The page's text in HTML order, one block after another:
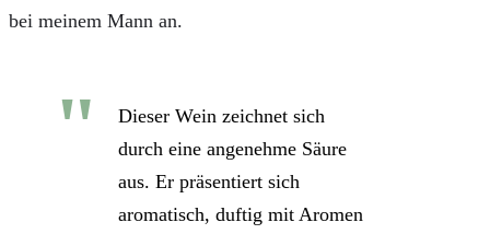
bei meinem Mann an.
Dieser Wein zeichnet sich
durch eine angenehme Säure
aus. Er präsentiert sich
aromatisch, duftig mit Aromen